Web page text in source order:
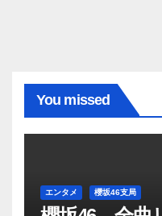
You missed
エンタメ 櫻坂46支局